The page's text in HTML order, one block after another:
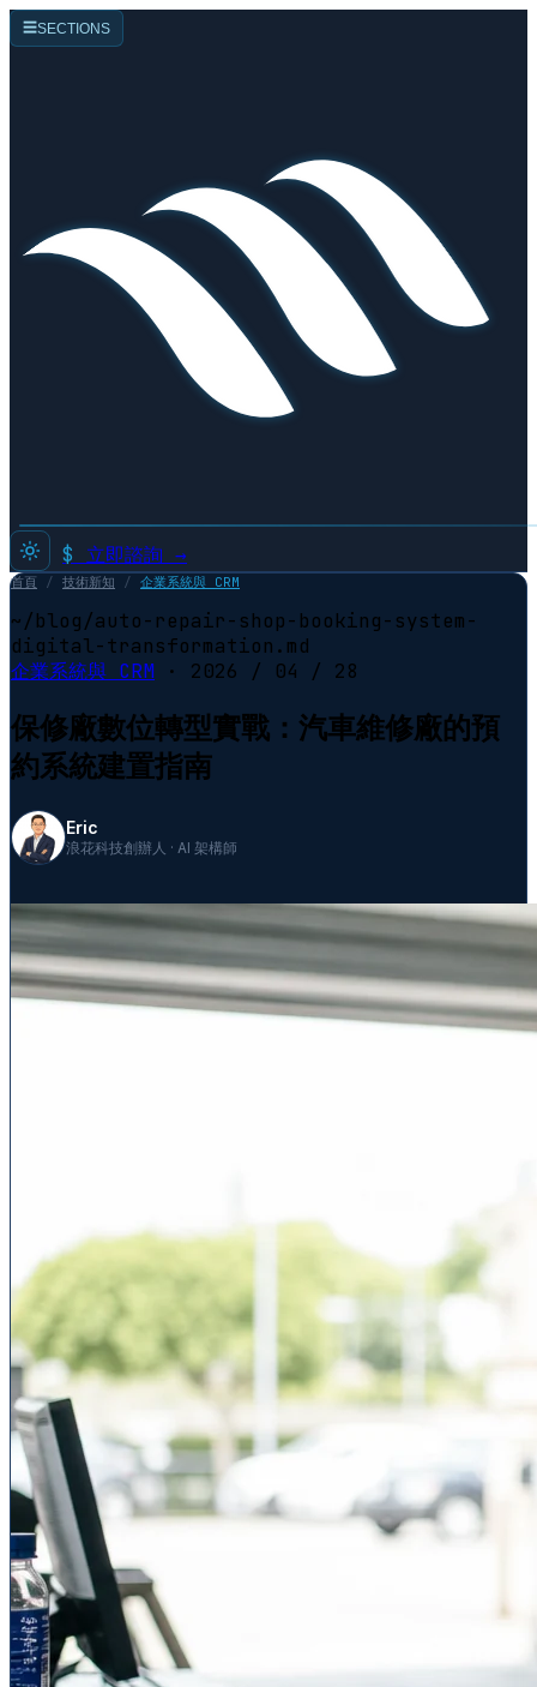
☰SECTIONS
$ 立即諮詢 →
首頁 / 技術新知 / 企業系統與 CRM
~/blog/auto-repair-shop-booking-system-
digital-transformation.md
企業系統與 CRM · 2026 / 04 / 28
保修廠數位轉型實戰：汽車維修廠的預
約系統建置指南
Eric
浪花科技創辦人 · AI 架構師